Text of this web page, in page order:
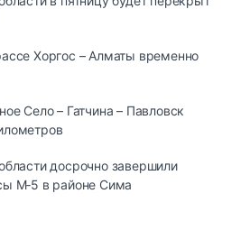
Хоргос – Алматы временно
Село – Гатчина – Павловск
досрочно завершили
М‑5 в районе Сима